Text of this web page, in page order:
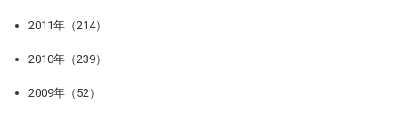
2011年（214）
2010年（239）
2009年（52）